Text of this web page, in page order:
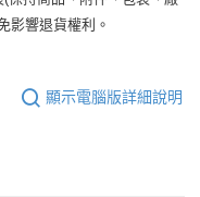
影響退貨權利。
顯示電腦版詳細說明